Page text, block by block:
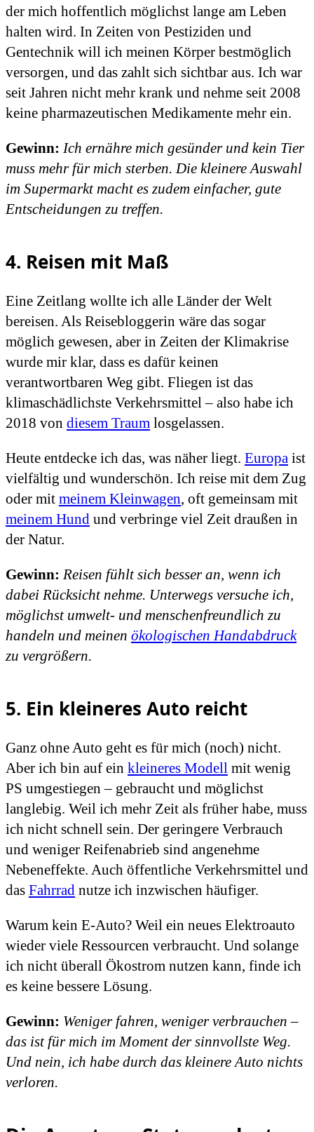
der mich hoffentlich möglichst lange am Leben
halten wird. In Zeiten von Pestiziden und
Gentechnik will ich meinen Körper bestmöglich
versorgen, und das zahlt sich sichtbar aus. Ich war
seit Jahren nicht mehr krank und nehme seit 2008
keine pharmazeutischen Medikamente mehr ein.
Gewinn: Ich ernähre mich gesünder und kein Tier
muss mehr für mich sterben. Die kleinere Auswahl
im Supermarkt macht es zudem einfacher, gute
Entscheidungen zu treffen.
4. Reisen mit Maß
Eine Zeitlang wollte ich alle Länder der Welt
bereisen. Als Reisebloggerin wäre das sogar
möglich gewesen, aber in Zeiten der Klimakrise
wurde mir klar, dass es dafür keinen
verantwortbaren Weg gibt. Fliegen ist das
klimaschädlichste Verkehrsmittel – also habe ich
2018 von diesem Traum losgelassen.
Heute entdecke ich das, was näher liegt. Europa ist
vielfältig und wunderschön. Ich reise mit dem Zug
oder mit meinem Kleinwagen, oft gemeinsam mit
meinem Hund und verbringe viel Zeit draußen in
der Natur.
Gewinn: Reisen fühlt sich besser an, wenn ich
dabei Rücksicht nehme. Unterwegs versuche ich,
möglichst umwelt- und menschenfreundlich zu
handeln und meinen ökologischen Handabdruck
zu vergrößern.
5. Ein kleineres Auto reicht
Ganz ohne Auto geht es für mich (noch) nicht.
Aber ich bin auf ein kleineres Modell mit wenig
PS umgestiegen – gebraucht und möglichst
langlebig. Weil ich mehr Zeit als früher habe, muss
ich nicht schnell sein. Der geringere Verbrauch
und weniger Reifenabrieb sind angenehme
Nebeneffekte. Auch öffentliche Verkehrsmittel und
das Fahrrad nutze ich inzwischen häufiger.
Warum kein E-Auto? Weil ein neues Elektroauto
wieder viele Ressourcen verbraucht. Und solange
ich nicht überall Ökostrom nutzen kann, finde ich
es keine bessere Lösung.
Gewinn: Weniger fahren, weniger verbrauchen –
das ist für mich im Moment der sinnvollste Weg.
Und nein, ich habe durch das kleinere Auto nichts
verloren.